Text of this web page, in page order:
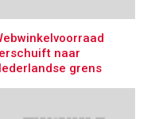
naar
grens